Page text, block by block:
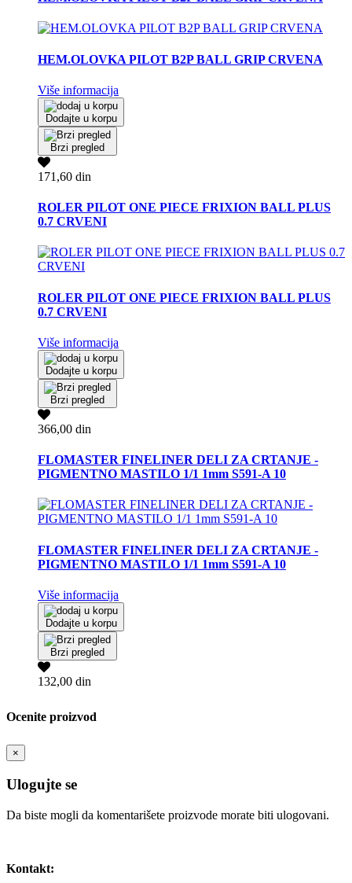
HEM.OLOVKA PILOT B2P BALL GRIP CRVENA
Više informacija
Dodajte u korpu
Brzi pregled
171,60 din
ROLER PILOT ONE PIECE FRIXION BALL PLUS
0.7 CRVENI
ROLER PILOT ONE PIECE FRIXION BALL PLUS
0.7 CRVENI
Više informacija
Dodajte u korpu
Brzi pregled
366,00 din
FLOMASTER FINELINER DELI ZA CRTANJE -
PIGMENTNO MASTILO 1/1 1mm S591-A 10
FLOMASTER FINELINER DELI ZA CRTANJE -
PIGMENTNO MASTILO 1/1 1mm S591-A 10
Više informacija
Dodajte u korpu
Brzi pregled
132,00 din
Ocenite proizvod
×
Ulogujte se
Da biste mogli da komentarišete proizvode morate biti ulogovani.
Kontakt: